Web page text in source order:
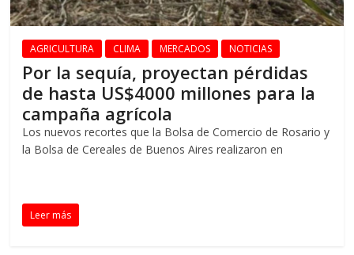
AGRICULTURA CLIMA MERCADOS NOTICIAS
Por la sequía, proyectan pérdidas
de hasta US$4000 millones para la
campaña agrícola
Los nuevos recortes que la Bolsa de Comercio de Rosario y
la Bolsa de Cereales de Buenos Aires realizaron en
Leer más